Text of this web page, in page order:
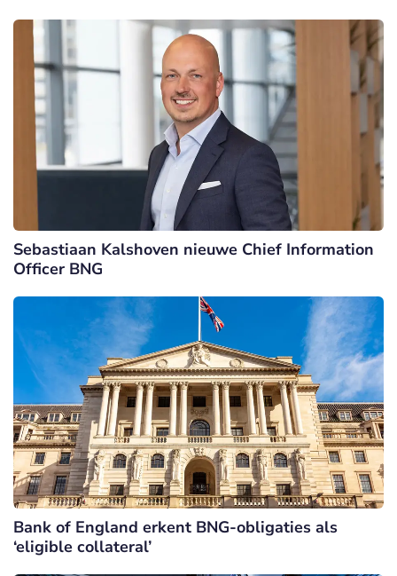
Sebastiaan Kalshoven nieuwe Chief Information
Officer BNG
Bank of England erkent BNG-obligaties als
‘eligible collateral’